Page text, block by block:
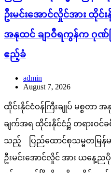
ဦးမင်းအောင်လှိုင်အား ထိုင်း
အနုထင် ချာဝီရကွန်က ဂုဏ်ပ
ဧည့်ခံ
admin
August 7, 2026
ထိုင်းနိုင်ငံဝန်ကြီးချုပ် မစ္စတာ
ချက်အရ ထိုင်းနိုင်ငံ၌ တရားဝင်ခရီ
သည့် ပြည်ထောင်စုသမ္မတမြန်မ
ဦးမင်းအောင်လှိုင် အား ယနေ့ည